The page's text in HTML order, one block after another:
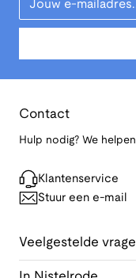
Contact
Hulp nodig? We
Klantenservice
Stuur een e-mail
Veelgestelde